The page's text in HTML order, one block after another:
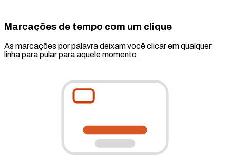
Marcações de tempo com um clique
As marcações por palavra deixam você clicar em qualquer
linha para pular para aquele momento.